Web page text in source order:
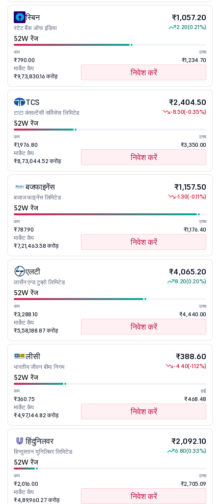
स्बिन
स्टेट बैंक ऑफ इंडिया
₹1,057.20
2.20(0.21%)
52W रेंज
कम
₹790.00
उच्च
₹1,234.70
मार्केट कैप
₹9,73,830.16 करोड़
निवेश करें
TCS
टाटा कंसल्टेंसी सर्विसेस लिमिटेड
₹2,404.50
-8.50(-0.35%)
52W रेंज
कम
₹1,976.80
उच्च
₹3,350.00
मार्केट कैप
₹8,73,044.52 करोड़
निवेश करें
बजफाइनेंस
बजाज फाइनेंस लिमिटेड
₹1,157.50
-1.30(-0.11%)
52W रेंज
कम
₹787.90
उच्च
₹1,176.40
मार्केट कैप
₹7,21,463.58 करोड़
निवेश करें
एलटी
लार्सेन एन्ड टुब्रो लिमिटेड
₹4,065.20
8.20(0.20%)
52W रेंज
कम
₹3,288.10
उच्च
₹4,440.00
मार्केट कैप
₹5,58,188.87 करोड़
निवेश करें
लीसी
भारतीय जीवन बीमा निगम
₹388.60
-4.40(-1.12%)
52W रेंज
कम
₹360.75
हाई
₹468.48
मार्केट कैप
₹4,97,144.82 करोड़
निवेश करें
हिंदुनिलवर
हिन्दुस्तान युनिलिवर लिमिटेड
₹2,092.10
6.80(0.33%)
52W रेंज
कम
₹2,016.00
उच्च
₹2,705.09
मार्केट कैप
₹4,89,960.27 करोड़
निवेश करें